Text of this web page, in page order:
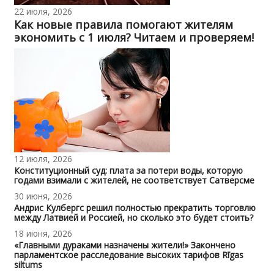
22 июля, 2026
Как новые правила помогают жителям
экономить с 1 июля? Читаем и проверяем!
12 июля, 2026
Конституционный суд: плата за потери воды, которую
годами взимали с жителей, не соответствует Сатверсме
30 июня, 2026
Андрис Кулбергс решил полностью прекратить торговлю
между Латвией и Россией, но сколько это будет стоить?
18 июня, 2026
«Главными дураками назначены жители!» Закончено
парламентское расследование высоких тарифов Rīgas
siltums